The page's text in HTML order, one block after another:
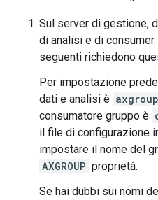
Sul server di gestione,
di analisi e di
seguenti richiedono
Per impostazione
dati e analisi è
consumatore gruppo è
il file di configurazione
impostare il nome del
AXGROUP proprietà.
Se hai dubbi sui nomi